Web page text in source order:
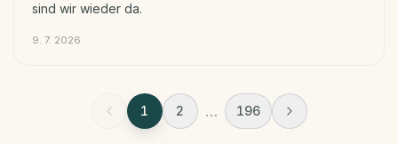
sind wir wieder da.
9. 7. 2026
1 2 … 196